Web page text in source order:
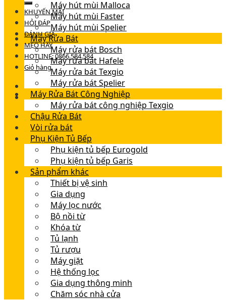
KHUYẾN MÃI
HỎI ĐÁP
ĐÁNH GIÁ
MẸO HAY
HOTLINE: 0866.584.584
Giỏ hàng
Máy hút mùi Malloca
Máy hút mùi Faster
Máy hút mùi Spelier
Máy Rửa Bát
Máy rửa bát Bosch
Máy rửa bát Hafele
Máy rửa bát Texgio
Máy rửa bát Spelier
Máy Rửa Bát Công Nghiệp
Máy rửa bát công nghiệp Texgio
Chậu Rửa Bát
Vòi rửa bát
Phụ Kiện Tủ Bếp
Phụ kiện tủ bếp Eurogold
Phụ kiện tủ bếp Garis
Sản phẩm khác
Thiết bị vệ sinh
Gia dụng
Máy lọc nước
Bộ nồi từ
Khóa từ
Tủ lạnh
Tủ rượu
Máy giặt
Hệ thống lọc
Gia dụng thông minh
Chăm sóc nhà cửa